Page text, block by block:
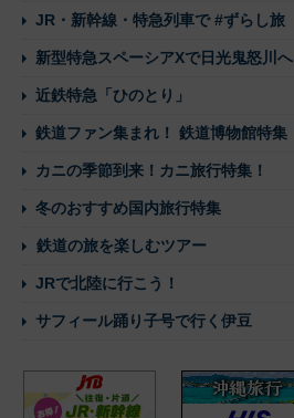
JR・新幹線・特急列車で #ずらし旅
新型特急スペーシアXで日光鬼怒川へ
近鉄特急「ひのとり」
鉄道ファン集まれ！ 鉄道博物館特集
カニの季節到来！カニ旅行特集！
冬のおすすめ国内旅行特集
鉄道の旅を楽しむツアー
JRで北陸に行こう！
サフィール踊り子号で行く伊豆